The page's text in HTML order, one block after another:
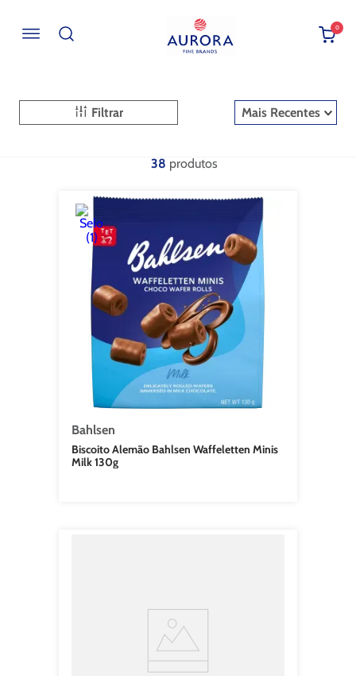
0
Filtrar Mais Recentes
38
Bahlsen
Biscoito Alemão Bahlsen Waffeletten Minis
Milk 130g